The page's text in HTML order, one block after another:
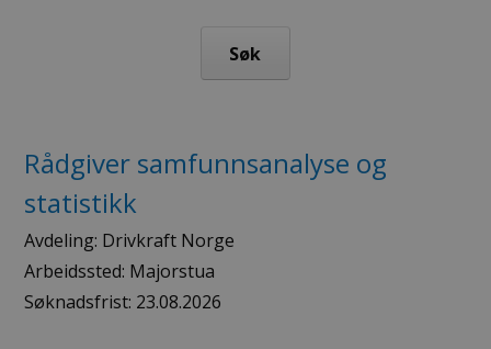
Rådgiver samfunnsanalyse og
statistikk
Avdeling: Drivkraft Norge
Arbeidssted: Majorstua
Søknadsfrist: 23.08.2026